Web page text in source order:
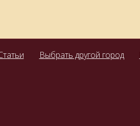
Выбрать другой город